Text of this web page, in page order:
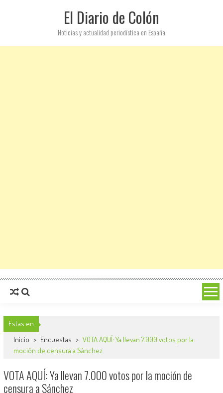
El Diario de Colón
Noticias y actualidad periodística en España
Estas en
Inicio > Encuestas > VOTA AQUÍ: Ya llevan 7.000 votos por la
moción de censura a Sánchez
VOTA AQUÍ: Ya llevan 7.000 votos por la moción de
censura a Sánchez